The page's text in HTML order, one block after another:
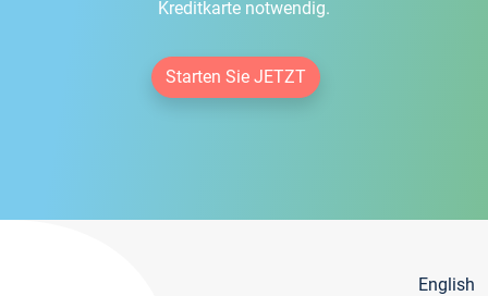
Kreditkarte notwendig.
Starten Sie JETZT
English